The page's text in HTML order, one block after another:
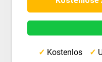
✓ Kostenlos ✓